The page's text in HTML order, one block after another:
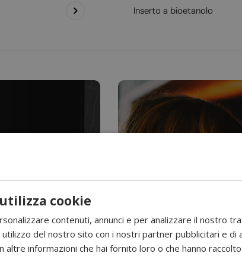
Inserto a bioetanolo
Camini a
cookie
contenuti, annunci e per analizzare il nostro
del nostro sito con i nostri partner pubblicitari e di
altre informazioni che hai fornito loro o che hanno